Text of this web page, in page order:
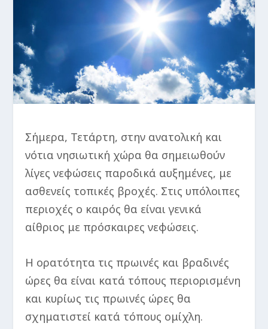
Σήμερα, Τετάρτη, στην ανατολική και
νότια νησιωτική χώρα θα σημειωθούν
λίγες νεφώσεις παροδικά αυξημένες, με
ασθενείς τοπικές βροχές. Στις υπόλοιπες
περιοχές ο καιρός θα είναι γενικά
αίθριος με πρόσκαιρες νεφώσεις.
Η ορατότητα τις πρωινές και βραδινές
ώρες θα είναι κατά τόπους περιορισμένη
και κυρίως τις πρωινές ώρες θα
σχηματιστεί κατά τόπους ομίχλη.